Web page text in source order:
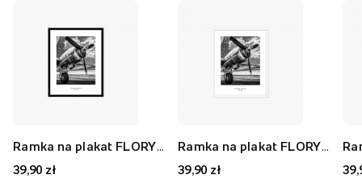
39,90 zł
39,90 zł